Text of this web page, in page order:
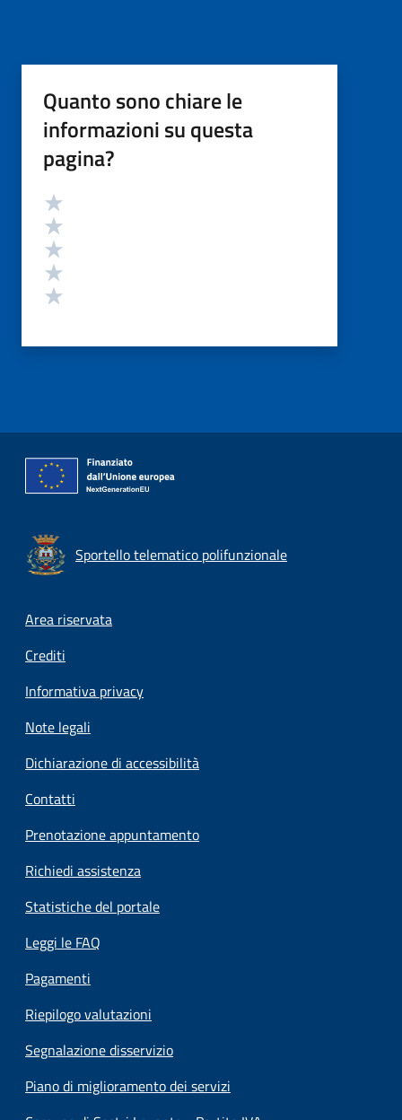
Quanto sono chiare le
informazioni su questa
pagina?
Valutazione
Sportello telematico polifunzionale
Footer menu
Area riservata
Crediti
Informativa privacy
Note legali
Dichiarazione di accessibilità
Contatti
Prenotazione appuntamento
Richiedi assistenza
Statistiche del portale
Leggi le FAQ
Pagamenti
Riepilogo valutazioni
Segnalazione disservizio
Piano di miglioramento dei servizi